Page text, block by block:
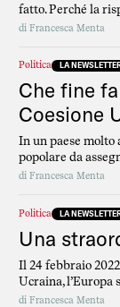
fatto. Perché la
riguarda, in tanti
di Francesca Menta
Politica LA
Che fine
Coesione
In un paese molto
popolare da
con l’obiettivo di
di Francesca Menta
Politica LA
Una
Il 24 febbraio
Ucraina,
scoppiato alle sue
di Francesca Menta